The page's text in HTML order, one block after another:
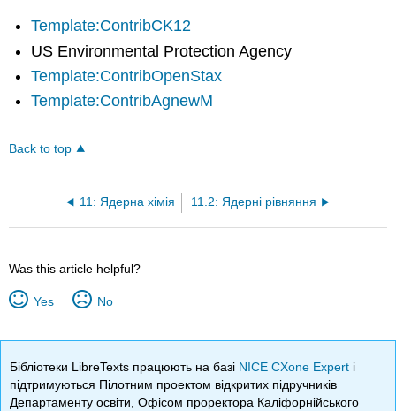
Template:ContribCK12
US Environmental Protection Agency
Template:ContribOpenStax
Template:ContribAgnewM
Back to top
11: Ядерна хімія 11.2: Ядерні рівняння
Was this article helpful?
Yes No
Бібліотеки LibreTexts працюють на базі NICE CXone Expert і
підтримуються Пілотним проектом відкритих підручників
Департаменту освіти, Офісом проректора Каліфорнійського